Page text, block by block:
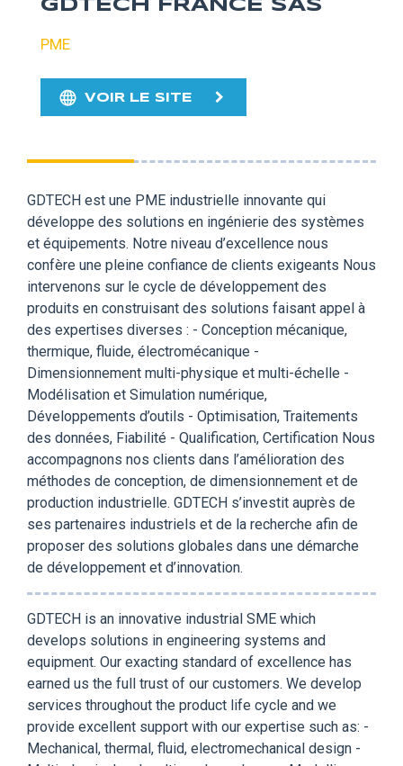
GDTECH FRANCE SAS
PME
VOIR LE SITE
GDTECH est une PME industrielle innovante qui
développe des solutions en ingénierie des systèmes
et équipements. Notre niveau d’excellence nous
confère une pleine confiance de clients exigeants Nous
intervenons sur le cycle de développement des
produits en construisant des solutions faisant appel à
des expertises diverses : - Conception mécanique,
thermique, fluide, électromécanique -
Dimensionnement multi-physique et multi-échelle -
Modélisation et Simulation numérique,
Développements d’outils - Optimisation, Traitements
des données, Fiabilité - Qualification, Certification Nous
accompagnons nos clients dans l’amélioration des
méthodes de conception, de dimensionnement et de
production industrielle. GDTECH s’investit auprès de
ses partenaires industriels et de la recherche afin de
proposer des solutions globales dans une démarche
de développement et d’innovation.
GDTECH is an innovative industrial SME which
develops solutions in engineering systems and
equipment. Our exacting standard of excellence has
earned us the full trust of our customers. We develop
services throughout the product life cycle and we
provide excellent support with our expertise such as: -
Mechanical, thermal, fluid, electromechanical design -